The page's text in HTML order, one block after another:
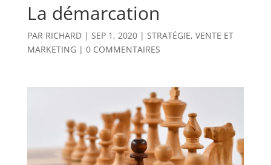
La démarcation
PAR RICHARD| SEP 1, 2020| STRATÉGIE, VENTE ET
MARKETING | 0 COMMENTAIRES